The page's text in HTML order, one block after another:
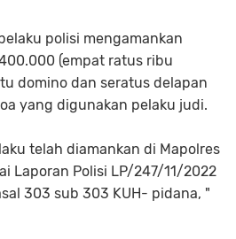
polisi mengamankan
(empat ratus ribu
domino dan seratus delapan
yang digunakan pelaku judi.
telah diamankan di Mapolres
Laporan Polisi LP/247/11/2022
303 sub 303 KUH- pidana, "